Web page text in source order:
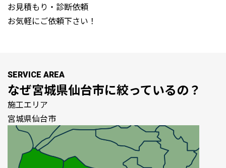
お見積もり・診断依頼
お気軽にご依頼下さい！
SERVICE AREA
なぜ宮城県仙台市に絞っているの？
施工エリア
宮城県仙台市